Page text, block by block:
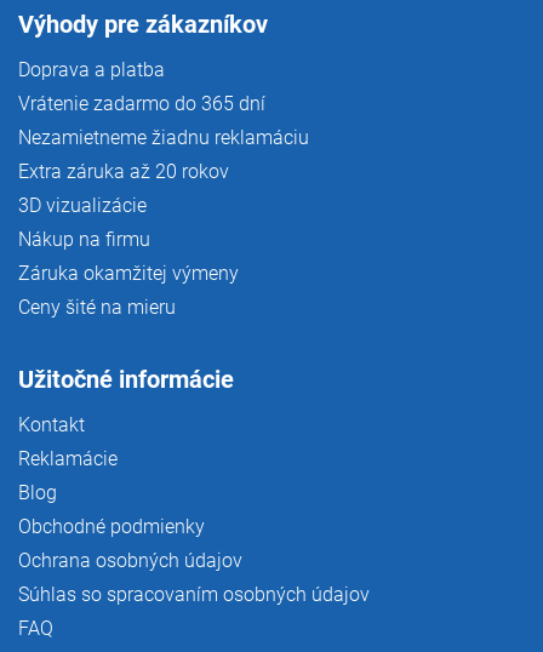
Výhody pre zákazníkov
Doprava a platba
Vrátenie zadarmo do 365 dní
Nezamietneme žiadnu reklamáciu
Extra záruka až 20 rokov
3D vizualizácie
Nákup na firmu
Záruka okamžitej výmeny
Ceny šité na mieru
Užitočné informácie
Kontakt
Reklamácie
Blog
Obchodné podmienky
Ochrana osobných údajov
Súhlas so spracovaním osobných údajov
FAQ